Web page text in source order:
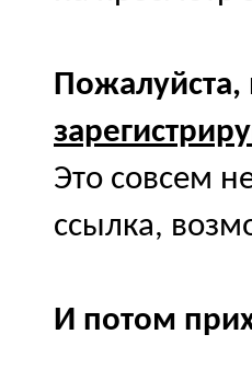
Пожалуйста,
Это совсем
ссылка,
И потом